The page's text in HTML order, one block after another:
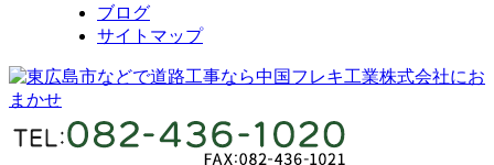
ブログ
サイトマップ